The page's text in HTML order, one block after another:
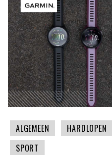
ALGEMEEN HARDLOPEN
SPORT